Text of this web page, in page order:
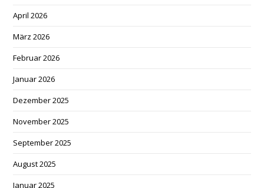
April 2026
März 2026
Februar 2026
Januar 2026
Dezember 2025
November 2025
September 2025
August 2025
Januar 2025